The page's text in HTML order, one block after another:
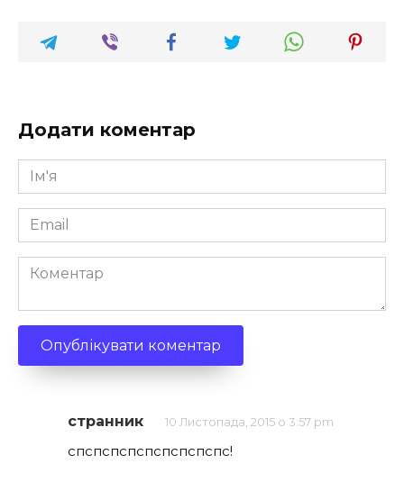
Додати коментар
Ім'я
*
Email
*
Коментар
странник 10 Листопада, 2015 о 3:57 pm
спспспспспспспспспс!